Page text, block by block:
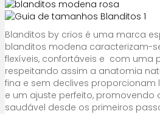
Blanditos by crios é uma marca
blanditos modena caracterizam-
flexíveis, confortáveis e com uma
respeitando assim a anatomia
fina e sem declives
e um ajuste perfeito, promovendo
saudável desde os primeiros